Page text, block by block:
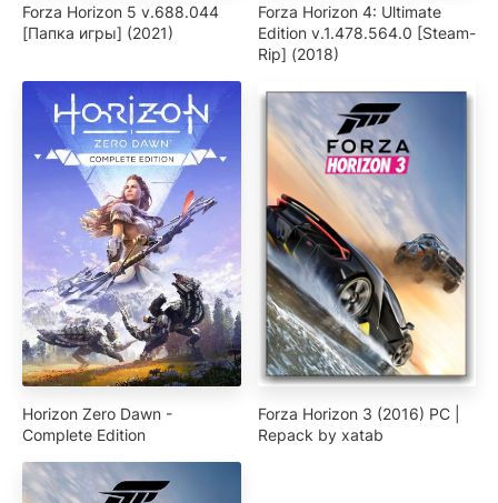
Forza Horizon 5 v.688.044
[Папка игры] (2021)
Forza Horizon 4: Ultimate
Edition v.1.478.564.0 [Steam-
Rip] (2018)
Horizon Zero Dawn -
Complete Edition
Forza Horizon 3 (2016) PC |
Repack by xatab